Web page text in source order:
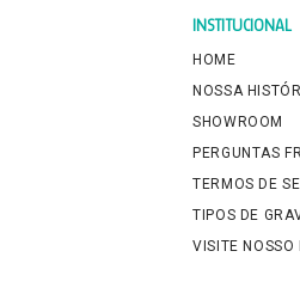
INSTITUCIONAL
HOME
NOSSA
SHOWROOM
PERGUNTAS
TERMOS DE
TIPOS DE
VISITE NOSSO